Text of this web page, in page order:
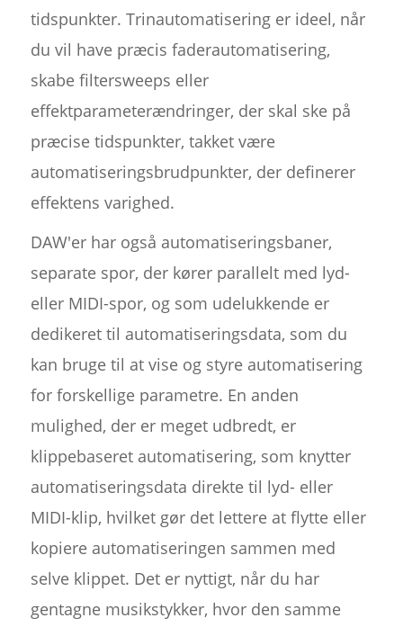
tidspunkter. Trinautomatisering er ideel, når
du vil have præcis faderautomatisering,
skabe filtersweeps eller
effektparameterændringer, der skal ske på
præcise tidspunkter, takket være
automatiseringsbrudpunkter, der definerer
effektens varighed.
DAW'er har også automatiseringsbaner,
separate spor, der kører parallelt med lyd-
eller MIDI-spor, og som udelukkende er
dedikeret til automatiseringsdata, som du
kan bruge til at vise og styre automatisering
for forskellige parametre. En anden
mulighed, der er meget udbredt, er
klippebaseret automatisering, som knytter
automatiseringsdata direkte til lyd- eller
MIDI-klip, hvilket gør det lettere at flytte eller
kopiere automatiseringen sammen med
selve klippet. Det er nyttigt, når du har
gentagne musikstykker, hvor den samme